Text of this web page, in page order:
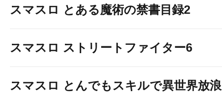
スマスロ とある魔術の禁書目録2
スマスロ ストリートファイター6
スマスロ とんでもスキルで異世界放